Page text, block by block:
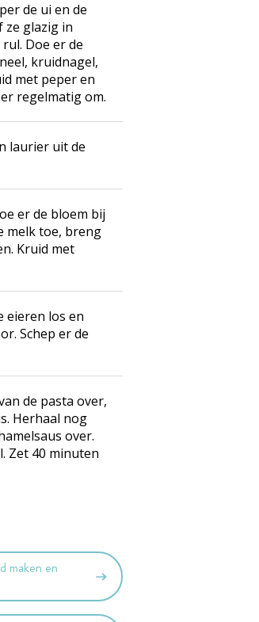
de ui en de
ze glazig in
Doe er de
kruidnagel,
met peper en
regelmatig om.
laurier uit de
er de bloem bij
melk toe, breng
Kruid met
eieren los en
Schep er de
de pasta over,
Herhaal nog
over.
Zet 40 minuten
maken en